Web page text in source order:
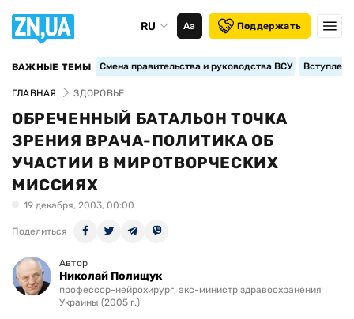
RU Аа Поддержать
ВАЖНЫЕ ТЕМЫ Смена правительства и руководства ВСУ
ГЛАВНАЯ ЗДОРОВЬЕ
ОБРЕЧЕННЫЙ БАТАЛЬОН ТОЧКА
ЗРЕНИЯ ВРАЧА-ПОЛИТИКА ОБ
УЧАСТИИ В МИРОТВОРЧЕСКИХ
МИССИЯХ
19 декабря, 2003, 00:00
Поделиться
Автор
Николай Полищук
профессор-нейрохирург, экс-министр здравоохранения
Украины (2005 г.)